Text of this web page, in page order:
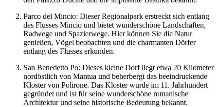
Parco del Mincio: Dieser Regionalpark erstreckt sich entlang
des Flusses Mincio und bietet wunderschöne Landschaften,
Radwege und Spazierwege. Hier können Sie die Natur
genießen, Vögel beobachten und die charmanten Dörfer
entlang des Flusses erkunden.
San Benedetto Po: Dieses kleine Dorf liegt etwa 20 Kilometer
nordöstlich von Mantua und beherbergt das beeindruckende
Kloster von Polirone. Das Kloster wurde im 11. Jahrhundert
gegründet und ist für seine wunderschöne romanische
Architektur und seine historische Bedeutung bekannt.